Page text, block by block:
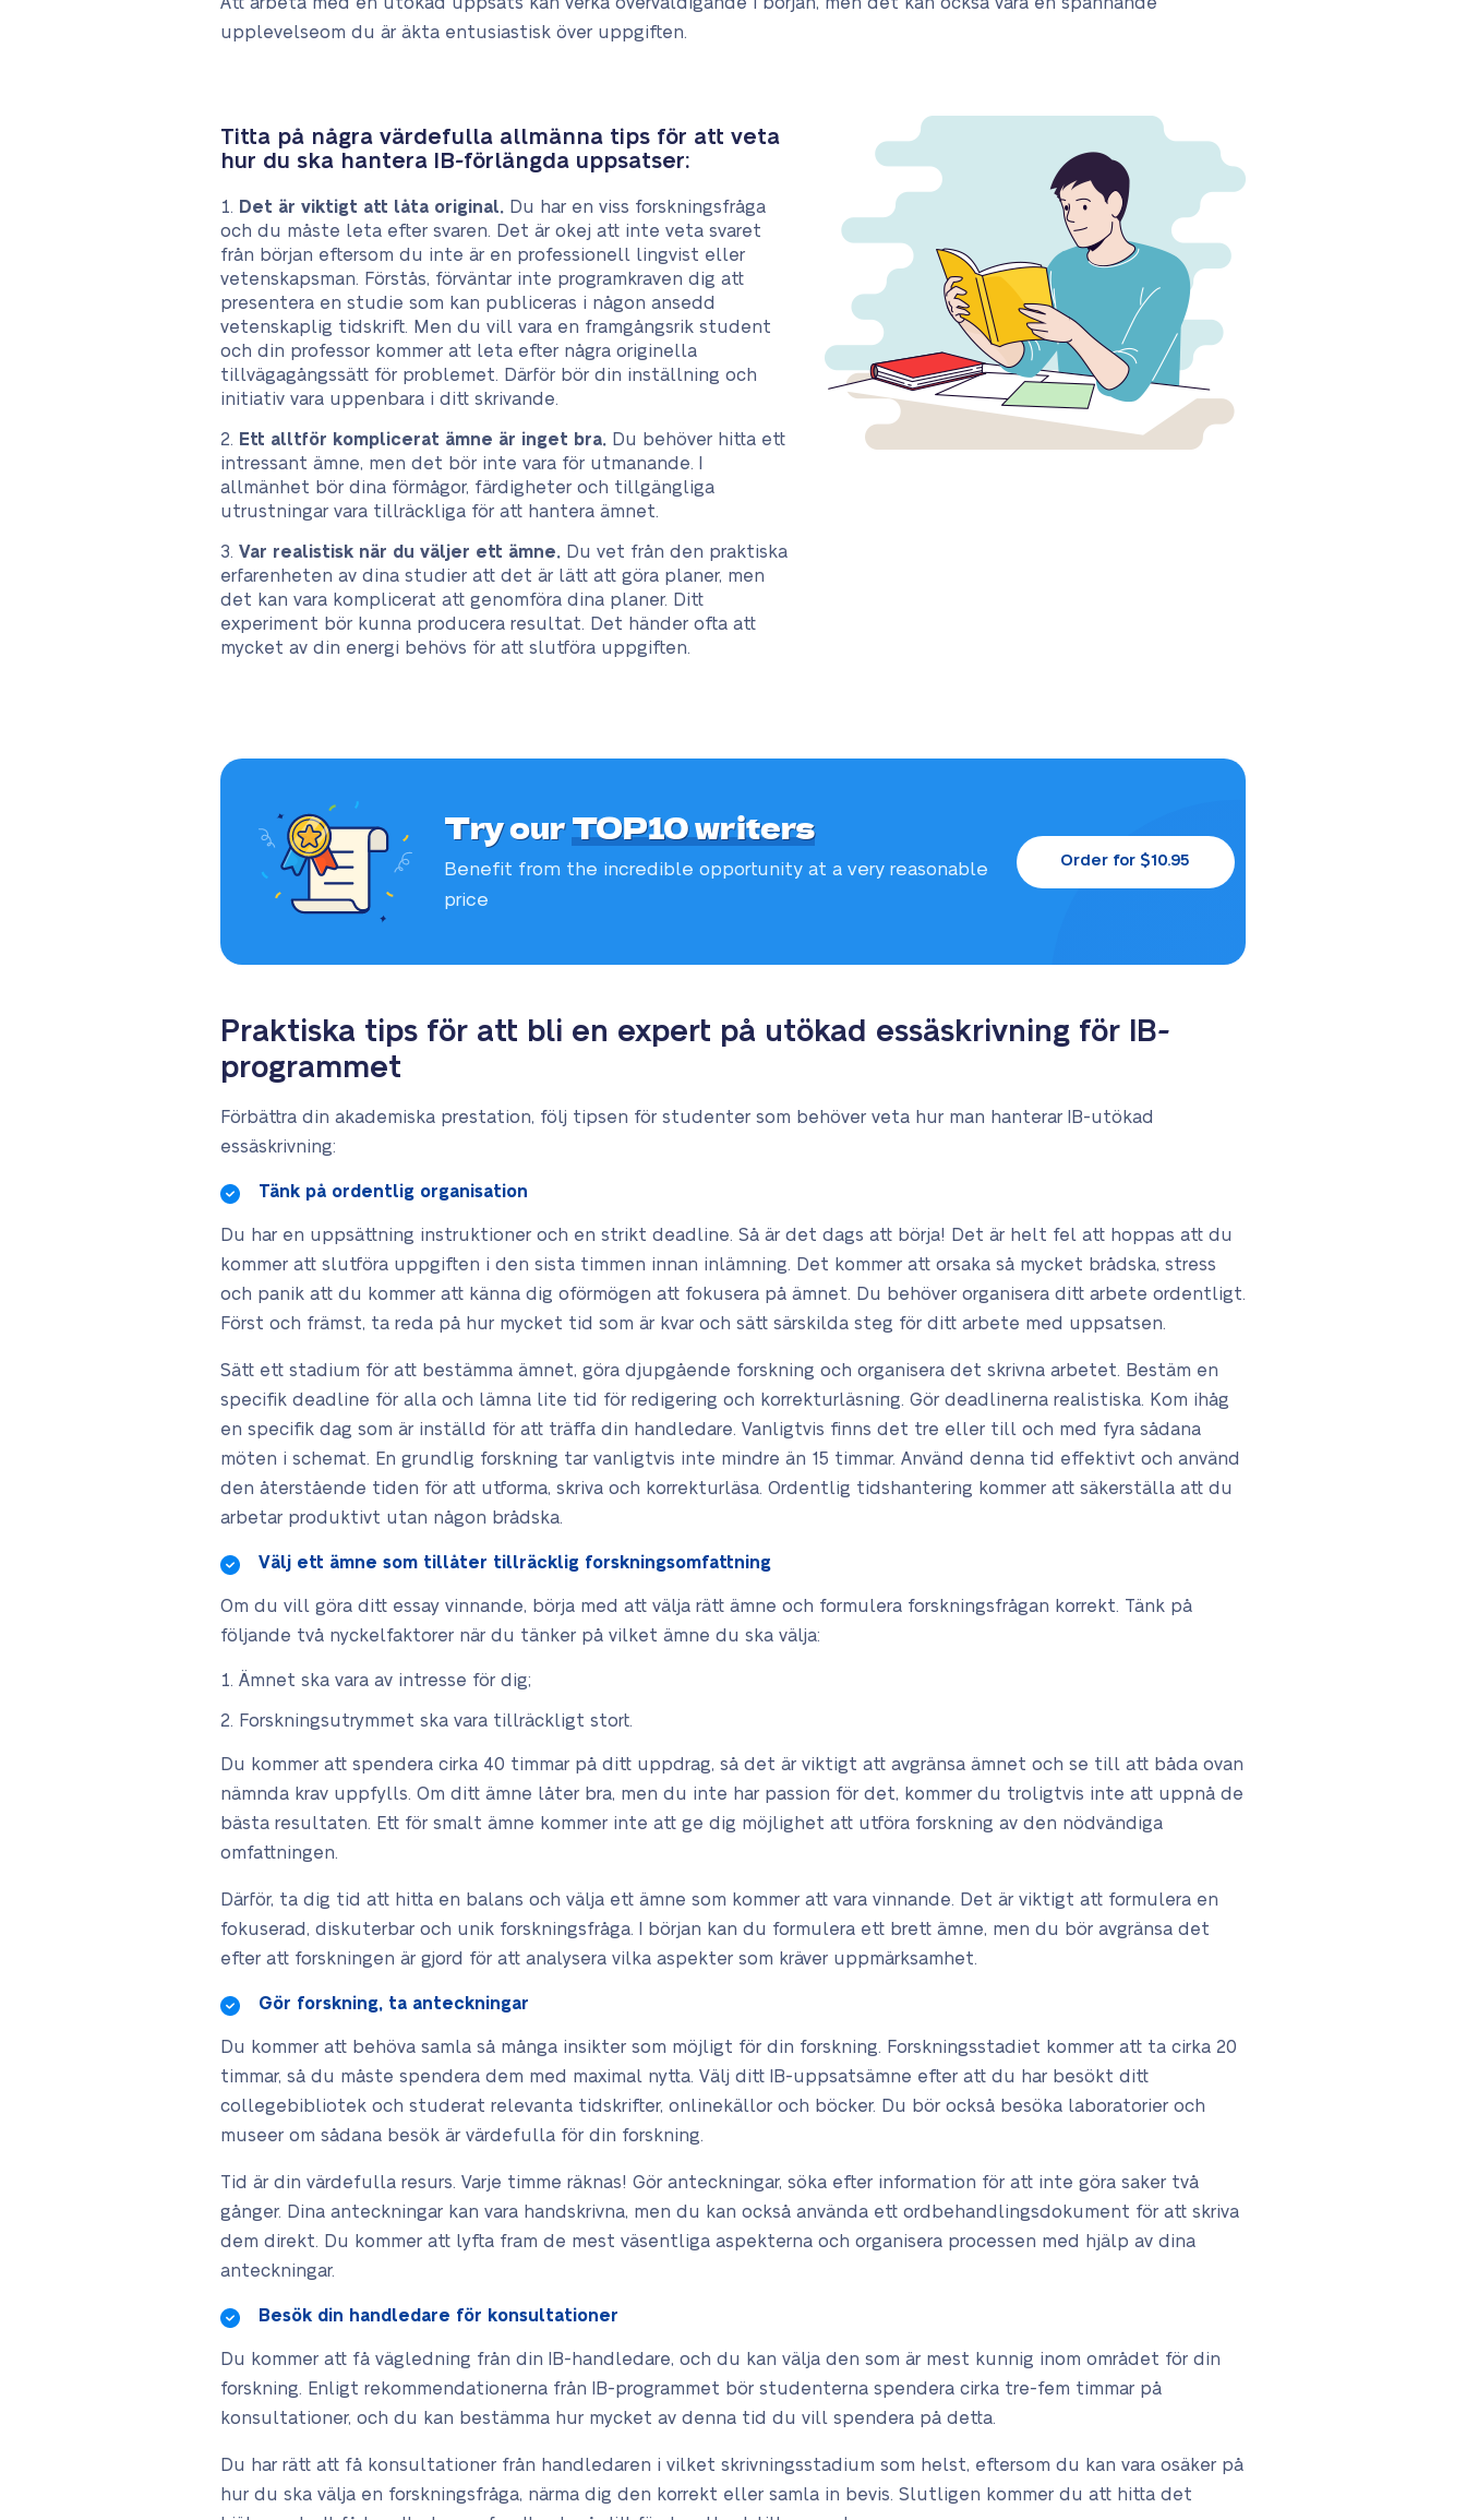
upplevelseom du är äkta entusiastisk över uppgiften.
Titta på några värdefulla allmänna tips för att veta
hur du ska hantera IB-förlängda uppsatser:
Det är viktigt att låta original. Du har en viss forskningsfråga
och du måste leta efter svaren. Det är okej att inte veta svaret
från början eftersom du inte är en professionell lingvist eller
vetenskapsman. Förstås, förväntar inte programkraven dig att
presentera en studie som kan publiceras i någon ansedd
vetenskaplig tidskrift. Men du vill vara en framgångsrik student
och din professor kommer att leta efter några originella
tillvägagångssätt för problemet. Därför bör din inställning och
initiativ vara uppenbara i ditt skrivande.
Ett alltför komplicerat ämne är inget bra. Du behöver hitta ett
intressant ämne, men det bör inte vara för utmanande. I
allmänhet bör dina förmågor, färdigheter och tillgängliga
utrustningar vara tillräckliga för att hantera ämnet.
Var realistisk när du väljer ett ämne. Du vet från den praktiska
erfarenheten av dina studier att det är lätt att göra planer, men
det kan vara komplicerat att genomföra dina planer. Ditt
experiment bör kunna producera resultat. Det händer ofta att
mycket av din energi behövs för att slutföra uppgiften.
Try ourTOP10 writers
Benefit from the incredible opportunity at a very reasonable
price
Order for $10.95
Praktiska tips för att bli en expert på utökad essäskrivning för IB-
programmet
Förbättra din akademiska prestation, följ tipsen för studenter som behöver veta hur man hanterar IB-utökad
essäskrivning:
Tänk på ordentlig organisation
Du har en uppsättning instruktioner och en strikt deadline. Så är det dags att börja! Det är helt fel att hoppas att du
kommer att slutföra uppgiften i den sista timmen innan inlämning. Det kommer att orsaka så mycket brådska, stress
och panik att du kommer att känna dig oförmögen att fokusera på ämnet. Du behöver organisera ditt arbete ordentligt.
Först och främst, ta reda på hur mycket tid som är kvar och sätt särskilda steg för ditt arbete med uppsatsen.
Sätt ett stadium för att bestämma ämnet, göra djupgående forskning och organisera det skrivna arbetet. Bestäm en
specifik deadline för alla och lämna lite tid för redigering och korrekturläsning. Gör deadlinerna realistiska. Kom ihåg
en specifik dag som är inställd för att träffa din handledare. Vanligtvis finns det tre eller till och med fyra sådana
möten i schemat. En grundlig forskning tar vanligtvis inte mindre än 15 timmar. Använd denna tid effektivt och använd
den återstående tiden för att utforma, skriva och korrekturläsa. Ordentlig tidshantering kommer att säkerställa att du
arbetar produktivt utan någon brådska.
Välj ett ämne som tillåter tillräcklig forskningsomfattning
Om du vill göra ditt essay vinnande, börja med att välja rätt ämne och formulera forskningsfrågan korrekt. Tänk på
följande två nyckelfaktorer när du tänker på vilket ämne du ska välja:
Ämnet ska vara av intresse för dig;
Forskningsutrymmet ska vara tillräckligt stort.
Du kommer att spendera cirka 40 timmar på ditt uppdrag, så det är viktigt att avgränsa ämnet och se till att båda ovan
nämnda krav uppfylls. Om ditt ämne låter bra, men du inte har passion för det, kommer du troligtvis inte att uppnå de
bästa resultaten. Ett för smalt ämne kommer inte att ge dig möjlighet att utföra forskning av den nödvändiga
omfattningen.
Därför, ta dig tid att hitta en balans och välja ett ämne som kommer att vara vinnande. Det är viktigt att formulera en
fokuserad, diskuterbar och unik forskningsfråga. I början kan du formulera ett brett ämne, men du bör avgränsa det
efter att forskningen är gjord för att analysera vilka aspekter som kräver uppmärksamhet.
Gör forskning, ta anteckningar
Du kommer att behöva samla så många insikter som möjligt för din forskning. Forskningsstadiet kommer att ta cirka 20
timmar, så du måste spendera dem med maximal nytta. Välj ditt IB-uppsatsämne efter att du har besökt ditt
collegebibliotek och studerat relevanta tidskrifter, onlinekällor och böcker. Du bör också besöka laboratorier och
museer om sådana besök är värdefulla för din forskning.
Tid är din värdefulla resurs. Varje timme räknas! Gör anteckningar, söka efter information för att inte göra saker två
gånger. Dina anteckningar kan vara handskrivna, men du kan också använda ett ordbehandlingsdokument för att skriva
dem direkt. Du kommer att lyfta fram de mest väsentliga aspekterna och organisera processen med hjälp av dina
anteckningar.
Besök din handledare för konsultationer
Du kommer att få vägledning från din IB-handledare, och du kan välja den som är mest kunnig inom området för din
forskning. Enligt rekommendationerna från IB-programmet bör studenterna spendera cirka tre-fem timmar på
konsultationer, och du kan bestämma hur mycket av denna tid du vill spendera på detta.
Du har rätt att få konsultationer från handledaren i vilket skrivningsstadium som helst, eftersom du kan vara osäker på
hur du ska välja en forskningsfråga, närma dig den korrekt eller samla in bevis. Slutligen kommer du att hitta det